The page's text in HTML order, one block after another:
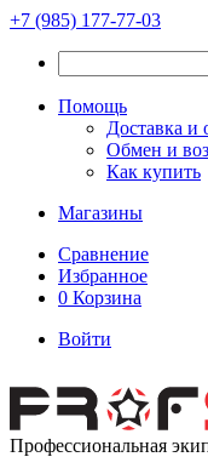
+7 (985) 177-77-03
Помощь
Доставка и
Обмен и
Как купить
Магазины
Сравнение
Избранное
0 Корзина
Войти
Профессиональная